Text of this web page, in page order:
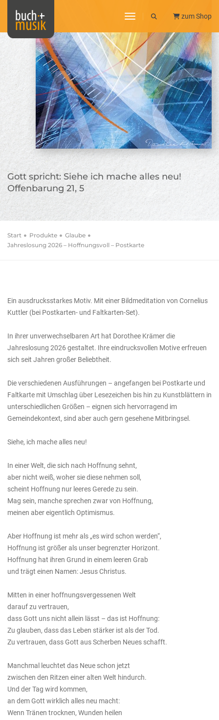
toggle navigation
zum Shop
Gott spricht: Siehe ich mache alles neu!
Offenbarung 21, 5
Jahreslosung 2026 –
Hoffnungsvoll –
Start Produkte
Glaube
Jahreslosung 2026 – Hoffnungsvoll – Postkarte
Ein ausdrucksstarkes Motiv. Mit einer Bildmeditation von Cornelius
Kuttler (bei Postkarten- und Faltkarten-Set).
In ihrer unverwechselbaren Art hat Dorothee Krämer die
Jahreslosung 2026 gestaltet. Ihre eindrucksvollen Motive erfreuen
sich seit Jahren großer Beliebtheit.
Die verschiedenen Ausführungen – angefangen bei Postkarte und
Faltkarte mit Umschlag über Lesezeichen bis hin zu Kunstblättern in
unterschiedlichen Größen – eignen sich hervorragend im
Gemeindekontext, sind aber auch gern gesehene Mitbringsel.
Siehe, ich mache alles neu!
In einer Welt, die sich nach Hoffnung sehnt,
aber nicht weiß, woher sie diese nehmen soll,
scheint Hoffnung nur leeres Gerede zu sein.
Mag sein, manche sprechen zwar von Hoffnung,
meinen aber eigentlich Optimismus.
Aber Hoffnung ist mehr als „es wird schon werden“,
Hoffnung ist größer als unser begrenzter Horizont.
Hoffnung hat ihren Grund in einem leeren Grab
und trägt einen Namen: Jesus Christus.
Mitten in einer hoffnungsvergessenen Welt
darauf zu vertrauen,
dass Gott uns nicht allein lässt – das ist Hoffnung:
Zu glauben, dass das Leben stärker ist als der Tod.
Zu vertrauen, dass Gott aus Scherben Neues schafft.
Manchmal leuchtet das Neue schon jetzt
zwischen den Ritzen einer alten Welt hindurch.
Und der Tag wird kommen,
an dem Gott wirklich alles neu macht:
Wenn Tränen trocknen, Wunden heilen